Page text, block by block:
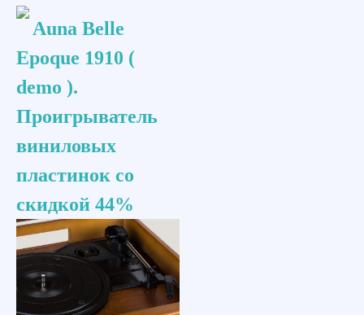
Auna Belle
Epoque 1910 (
demo ).
Проигрыватель
виниловых
пластинок со
скидкой 44%